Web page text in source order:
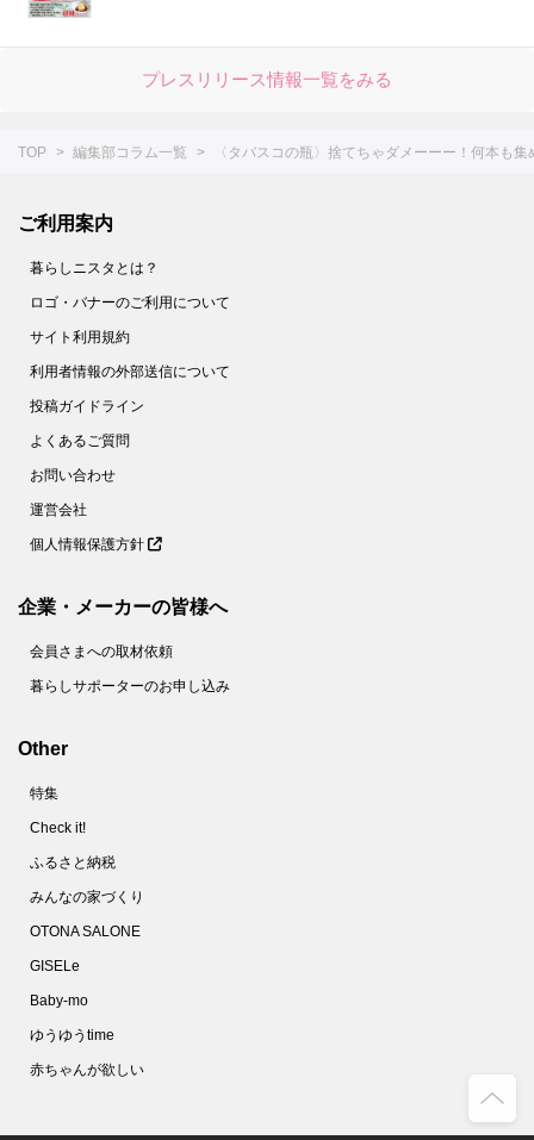
プレスリリース情報一覧をみる
TOP 編集部コラム一覧 〈タバスコの瓶〉捨てちゃダメーーー！何本も
ご利用案内
暮らしニスタとは？
ロゴ・バナーのご利用について
サイト利用規約
利用者情報の外部送信について
投稿ガイドライン
よくあるご質問
お問い合わせ
運営会社
個人情報保護方針
企業・メーカーの皆様へ
会員さまへの取材依頼
暮らしサポーターのお申し込み
Other
特集
Check it!
ふるさと納税
みんなの家づくり
OTONA SALONE
GISELe
Baby-mo
ゆうゆうtime
赤ちゃんが欲しい